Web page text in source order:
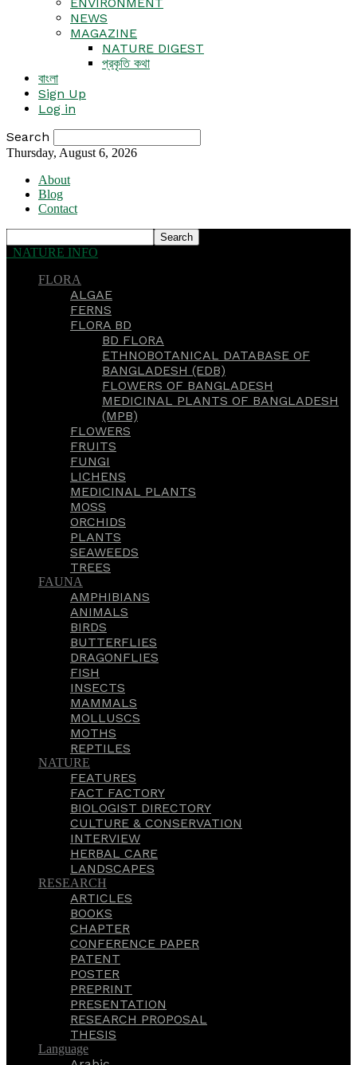
NEWS
MAGAZINE
NATURE DIGEST
প্রকৃতি কথা
বাংলা
Sign Up
Log in
Search
Thursday, August 6, 2026
About
Blog
Contact
NATURE INFO
FLORA
ALGAE
FERNS
FLORA BD
BD FLORA
ETHNOBOTANICAL DATABASE OF
BANGLADESH (EDB)
FLOWERS OF BANGLADESH
MEDICINAL PLANTS OF BANGLADESH
(MPB)
FLOWERS
FRUITS
FUNGI
LICHENS
MEDICINAL PLANTS
MOSS
ORCHIDS
PLANTS
SEAWEEDS
TREES
FAUNA
AMPHIBIANS
ANIMALS
BIRDS
BUTTERFLIES
DRAGONFLIES
FISH
INSECTS
MAMMALS
MOLLUSCS
MOTHS
REPTILES
NATURE
FEATURES
FACT FACTORY
BIOLOGIST DIRECTORY
CULTURE & CONSERVATION
INTERVIEW
HERBAL CARE
LANDSCAPES
RESEARCH
ARTICLES
BOOKS
CHAPTER
CONFERENCE PAPER
PATENT
POSTER
PREPRINT
PRESENTATION
RESEARCH PROPOSAL
THESIS
Language